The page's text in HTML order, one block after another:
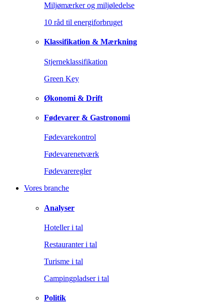
Miljømærker og miljøledelse
10 råd til energiforbruget
Klassifikation & Mærkning
Stjerneklassifikation
Green Key
Økonomi & Drift
Fødevarer & Gastronomi
Fødevarekontrol
Fødevarenetværk
Fødevareregler
Vores branche
Analyser
Hoteller i tal
Restauranter i tal
Turisme i tal
Campingpladser i tal
Politik